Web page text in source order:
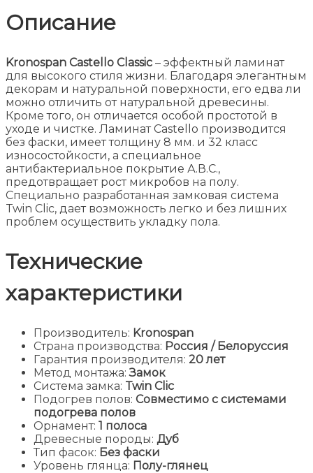
Описание
Kronospan Castello Classic – эффектный ламинат
для высокого стиля жизни. Благодаря элегантным
декорам и натуральной поверхности, его едва ли
можно отличить от натуральной древесины.
Кроме того, он отличается особой простотой в
уходе и чистке. Ламинат Castello производится
без фаски, имеет толщину 8 мм. и 32 класс
износостойкости, а специальное
антибактериальное покрытие А.В.С.,
предотвращает рост микробов на полу.
Специально разработанная замковая система
Twin Clic, дает возможность легко и без лишних
проблем осуществить укладку пола.
Технические
характеристики
Производитель: Kronospan
Страна производства: Россия / Белоруссия
Гарантия производителя: 20 лет
Метод монтажа:Замок
Система замка: Twin Clic
Подогрев полов: Совместимо с системами
подогрева полов
Орнамент: 1 полоса
Древесные породы: Дуб
Тип фасок: Без фаски
Уровень глянца: Полу-глянец